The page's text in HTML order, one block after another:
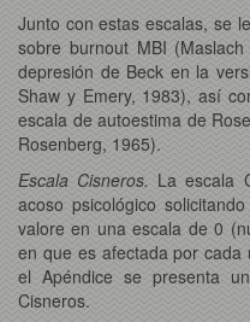
Junto con estas escalas, se
sobre burnout MBI
depresión de Beck en la
Shaw y Emery, 1983), así
escala de autoestima de
Rosenberg, 1965).
Escala Cisneros. La escala
acoso psicológico
valore en una escala de 0
en que es afectada por cada
el Apéndice se presenta
Cisneros.